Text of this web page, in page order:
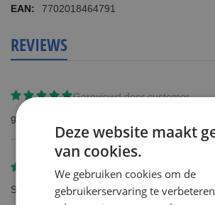
7702018464791
REVIEWS
Gereviewd door customer
goede kwaliteit prijs verhouding
Gereviewd door WAIJT
Scheert lekker weg
Deze website maakt
van cookies.
We gebruiken cookies om de
gebruikerservaring te